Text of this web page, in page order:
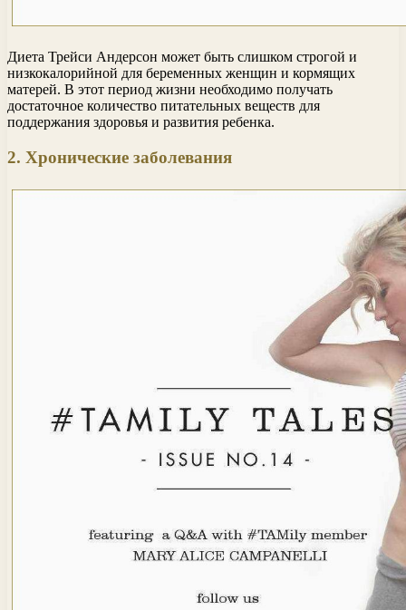
Диета Трейси Андерсон может быть слишком строгой и
низкокалорийной для беременных женщин и кормящих
матерей. В этот период жизни необходимо получать
достаточное количество питательных веществ для
поддержания здоровья и развития ребенка.
2. Хронические заболевания